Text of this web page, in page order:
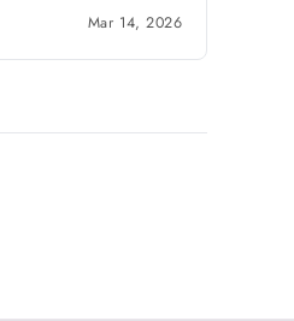
Mar 14, 2026